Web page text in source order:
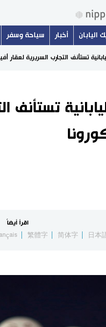
اليابان أخبار سياحة وسفر
تستأنف التجارب السريرية لعقار
تستأنف
اقرأ أيضاً
日本
简体字
繁體字